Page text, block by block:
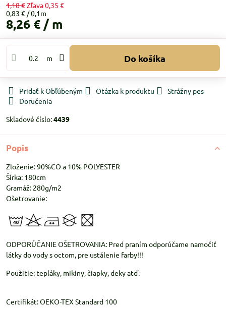
1,18 €Zľava0,35 €
0,83 €
8,26 € / m
m Do košíka
Pridať k Obľúbeným Otázka k produktu
Strážny pes
Doručenia
Skladové číslo:4439
Popis
Zloženie: 90%CO a 10% POLYESTER
Šírka: 180cm
Gramáž: 280g/m2
Ošetrovanie:
ODPORÚČANIE OŠETROVANIA: Pred praním odporúčame namočiť
látky do vody s octom, pre ustálenie farby!!!
Použitie: tepláky, mikiny, čiapky, deky atď.
Certifikát: OEKO-TEX Standard 100